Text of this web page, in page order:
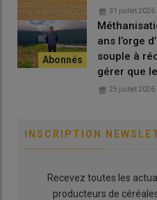
(diagnostic, appropriation de
(prophylaxie contre les
lutte) etParad(actions
les adventices). Le projet
en 2024-2025. Les résultats
fiches-leviers qui paraîtront à la
Boigneville (Essonne).
Témoignage |
utilisons un ensemble
31 juillet 2026
ans l’orge
souple à
gérer que
25 juillet 2026
INSCRIPTION
Recevez toutes les
producteurs de